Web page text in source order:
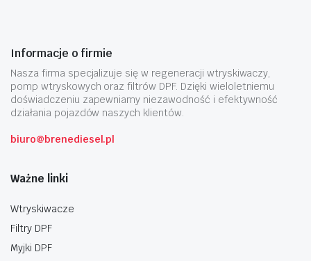
Informacje o firmie
Nasza firma specjalizuje się w regeneracji wtryskiwaczy,
pomp wtryskowych oraz filtrów DPF. Dzięki wieloletniemu
doświadczeniu zapewniamy niezawodność i efektywność
działania pojazdów naszych klientów.
biuro@brenediesel.pl
Ważne linki
Wtryskiwacze
Filtry DPF
Myjki DPF